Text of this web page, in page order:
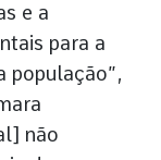
e a
para a
população”,
não